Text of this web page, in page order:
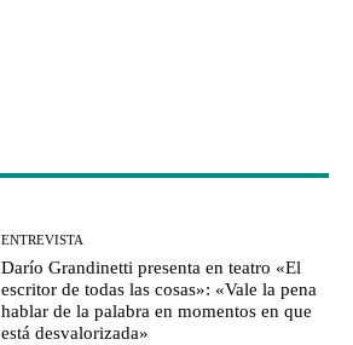
ENTREVISTA
Darío Grandinetti presenta en teatro «El
escritor de todas las cosas»: «Vale la pena
hablar de la palabra en momentos en que
está desvalorizada»